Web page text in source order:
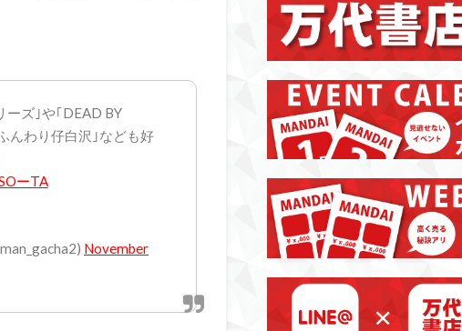
ーズ｣や｢DEAD BY
んわり仔白沢｣なども好
ーTA
November